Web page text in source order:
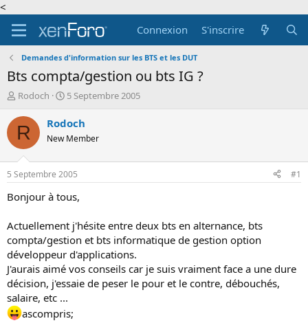
<
Connexion
S'inscrire
Demandes d'information sur les BTS et les DUT
Bts compta/gestion ou bts IG ?
A
t
e
r
d
e
l
i
s
c
u
s
s
i
o
Rodoch
D
t
d
d
é
b
5 Septembre 2005
R Rodoch
New Member
5 Septembre 2005 #1
Bonjour à tous,
Actuellement j'hésite entre deux bts en alternance, bts
compta/gestion et bts informatique de gestion option
développeur d'applications.
J'aurais aimé vos conseils car je suis vraiment face a une dure
décision, j'essaie de peser le pour et le contre, débouchés,
salaire, etc ...
ascompris;